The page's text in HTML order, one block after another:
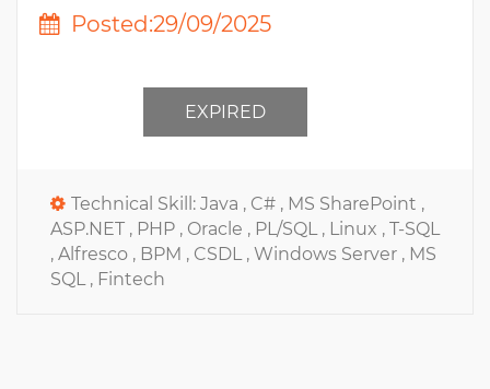
Posted:29/09/2025
EXPIRED
Technical Skill: Java , C# , MS SharePoint ,
ASP.NET , PHP , Oracle , PL/SQL , Linux , T-SQL
, Alfresco , BPM , CSDL , Windows Server , MS
SQL , Fintech